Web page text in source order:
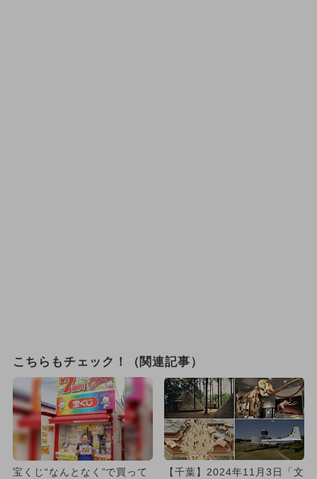
こちらもチェック！（関連記事）
宝くじ“なんとなく”で買って
【千葉】2024年11月3日「文